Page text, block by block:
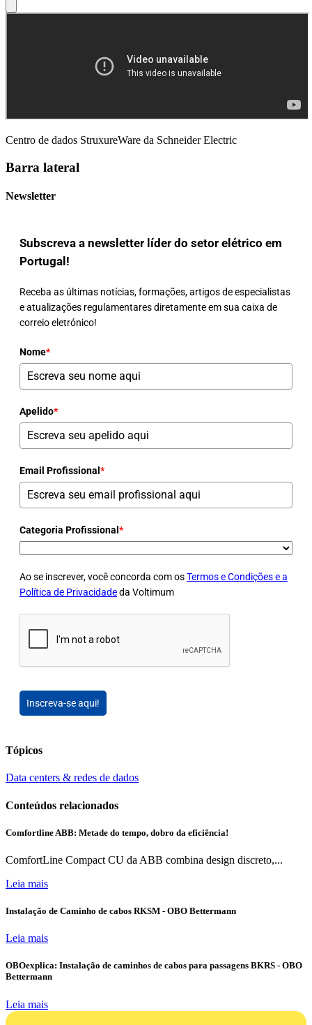
Centro de dados StruxureWare da Schneider Electric
Barra lateral
Newsletter
Subscreva a newsletter líder do setor elétrico em
Portugal!
Receba as últimas notícias, formações, artigos de especialistas
e atualizações regulamentares diretamente em sua caixa de
correio eletrónico!
Nome*
Apelido*
Email Profissional *
Categoria Profissional *
Ao se inscrever, você concorda com osTermos e Condições e a
Política de Privacidadeda Voltimum
Inscreva-se aqui!
Tópicos
Data centers & redes de dados
Conteúdos relacionados
Comfortline ABB: Metade do tempo, dobro da eficiência!
ComfortLine Compact CU da ABB combina design discreto,...
Leia mais
Instalação de Caminho de cabos RKSM - OBO Bettermann
Leia mais
OBOexplica: Instalação de caminhos de cabos para passagens BKRS - OBO
Bettermann
Leia mais